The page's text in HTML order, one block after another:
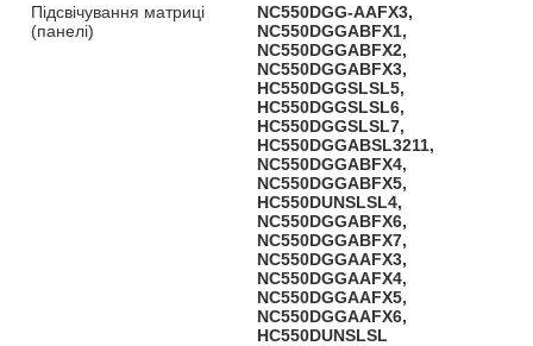
Підсвічування матриці
(панелі)
NC550DGG-AAFX3,
NC550DGGABFX1,
NC550DGGABFX2,
NC550DGGABFX3,
HC550DGGSLSL5,
HC550DGGSLSL6,
HC550DGGSLSL7,
HC550DGGABSL3211,
NC550DGGABFX4,
NC550DGGABFX5,
HC550DUNSLSL4,
NC550DGGABFX6,
NC550DGGABFX7,
NC550DGGAAFX3,
NC550DGGAAFX4,
NC550DGGAAFX5,
NC550DGGAAFX6,
HC550DUNSLSL